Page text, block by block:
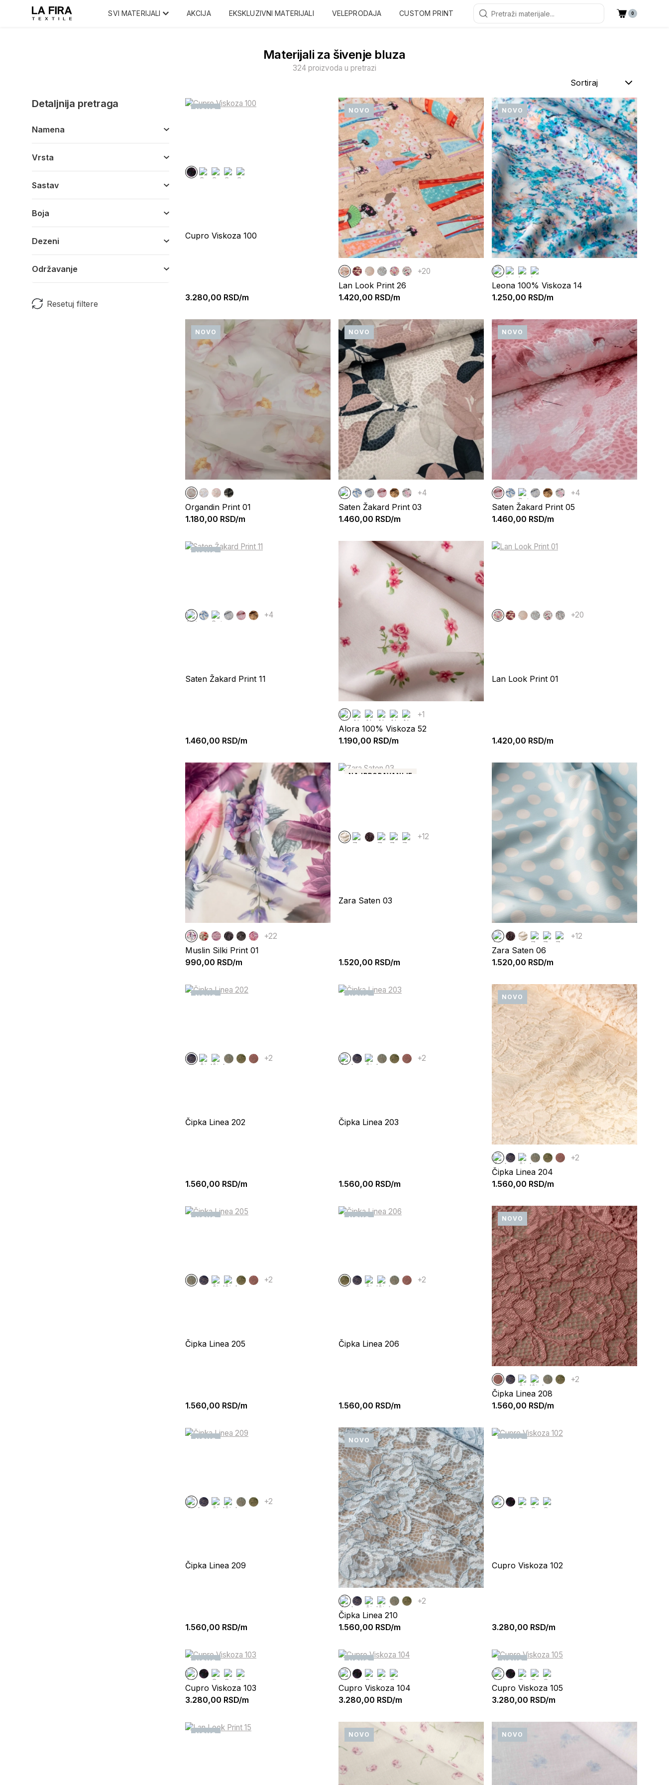
SVI MATERIJALI AKCIJA EKSKLUZIVNI MATERIJALI VELEPRODAJA CUSTOM PRINT 0
Materijali za šivenje bluza
324 proizvoda u pretrazi
Sortiraj
Detaljnija pretraga
Namena
Vrsta
Sastav
Boja
Dezeni
Održavanje
Resetuj filtere
NOVO
Cupro Viskoza 100
3.280,00 RSD/m
NOVO
+20
Lan Look Print 26
1.420,00 RSD/m
NOVO
Leona 100% Viskoza 14
1.250,00 RSD/m
NOVO
Organdin Print 01
1.180,00 RSD/m
NOVO
+4
Saten Žakard Print 03
1.460,00 RSD/m
NOVO
+4
Saten Žakard Print 05
1.460,00 RSD/m
NOVO
+4
Saten Žakard Print 11
1.460,00 RSD/m
+1
Alora 100% Viskoza 52
1.190,00 RSD/m
+20
Lan Look Print 01
1.420,00 RSD/m
+22
Muslin Silki Print 01
990,00 RSD/m
NAJPRODAVANIJE
+12
Zara Saten 03
1.520,00 RSD/m
+12
Zara Saten 06
1.520,00 RSD/m
NOVO
+2
Čipka Linea 202
1.560,00 RSD/m
NOVO
+2
Čipka Linea 203
1.560,00 RSD/m
NOVO
+2
Čipka Linea 204
1.560,00 RSD/m
NOVO
+2
Čipka Linea 205
1.560,00 RSD/m
NOVO
+2
Čipka Linea 206
1.560,00 RSD/m
NOVO
+2
Čipka Linea 208
1.560,00 RSD/m
NOVO
+2
Čipka Linea 209
1.560,00 RSD/m
NOVO
+2
Čipka Linea 210
1.560,00 RSD/m
NOVO
Cupro Viskoza 102
3.280,00 RSD/m
NOVO
Cupro Viskoza 103
3.280,00 RSD/m
NOVO
Cupro Viskoza 104
3.280,00 RSD/m
NOVO
Cupro Viskoza 105
3.280,00 RSD/m
NOVO NOVO NOVO